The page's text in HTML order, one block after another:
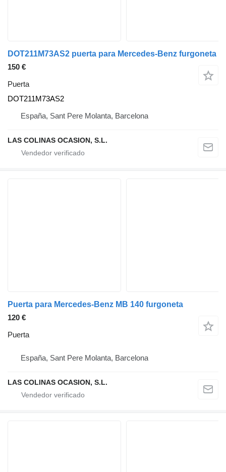
DOT211M73AS2 puerta para Mercedes-Benz furgoneta
150 €
Puerta
DOT211M73AS2
España, Sant Pere Molanta, Barcelona
LAS COLINAS OCASION, S.L.
Puerta para Mercedes-Benz MB 140 furgoneta
120 €
Puerta
España, Sant Pere Molanta, Barcelona
LAS COLINAS OCASION, S.L.